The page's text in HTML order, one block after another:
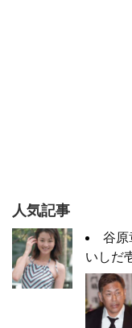
人気記事
谷原
いしだ